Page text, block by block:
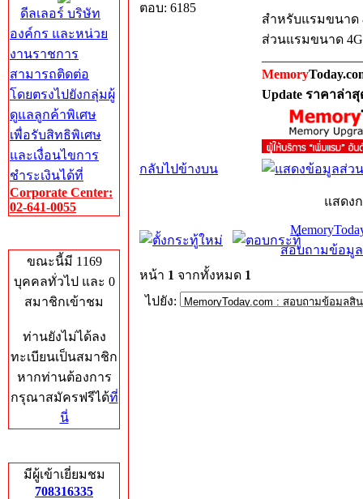
ดีลเลอร์ บริษัท
องค์กร และหน่วย
งานราชการ
สามารถติดต่อ
โดยตรงไปยังกลุ่มผู้
ดูแลลูกค้าพิเศษ
เพื่อรับสิทธิพิเศษ
และเงื่อนไขการ
ชำระเงินได้ที่
Corporate Center:
02-641-0055
ขณะนี้มี 1169
บุคคลทั่วไป และ 0
สมาชิกเข้าชม
ท่านยังไม่ได้ลง
ทะเบียนเป็นสมาชิก
หากท่านต้องการ
กรุณาสมัครฟรีได้ที่
นี่
มีผู้เข้าเยี่ยมชม
708316335
ตอบ: 6185
สำหรับแรมขนาด
ส่วนแรมขนาด
Memory
Update ราคาล่า
กลับไปข้างบน
แสดง
สอบถามข้อมู
หน้า 1 จากทั้งหมด 1
ไปยัง: